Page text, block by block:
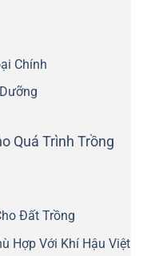
Chính
Quá Trình Trồng
Đất Trồng
Hợp Với Khí Hậu Việt